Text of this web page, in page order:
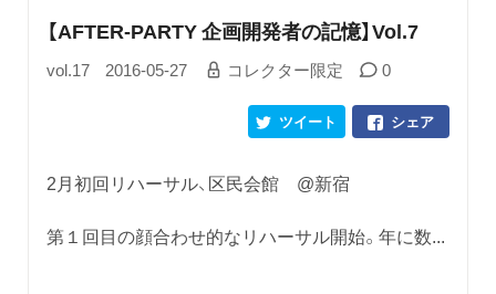
【AFTER-PARTY 企画開発者の記憶】Vol.7
vol.17 2016-05-27 コレクター限定 0
シェア
ツイート
2月初回リハーサル、区民会館 @新宿
第１回目の顔合わせ的なリハーサル開始。年に数...